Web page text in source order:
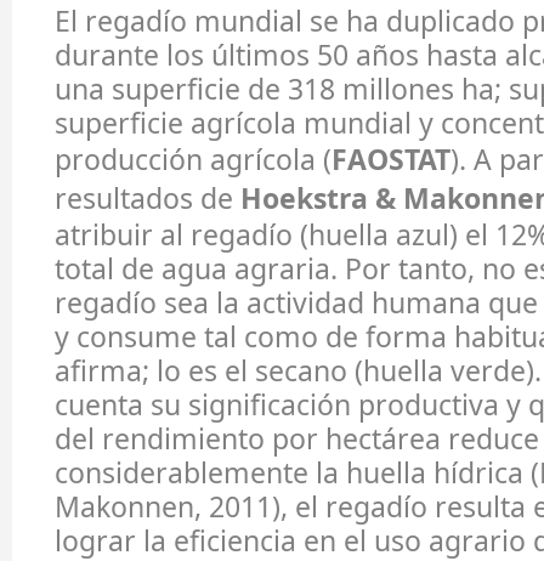
El regadío mundial se ha duplicado
durante los últimos 50 años hasta
una superficie de 318 millones ha;
superficie agrícola mundial y
producción agrícola (FAOSTAT). A
resultados de Hoekstra &
atribuir al regadío (huella azul) el
total de agua agraria. Por tanto, no
regadío sea la actividad humana
y consume tal como de forma
afirma; lo es el secano (huella
cuenta su significación productiva y
del rendimiento por hectárea reduce
considerablemente la huella hídrica
Makonnen, 2011), el regadío resulta
lograr la eficiencia en el uso agrario